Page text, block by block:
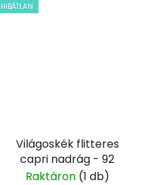
HIBÁTLAN
Világoskék flitteres
capri nadrág - 92
Raktáron (1 db)